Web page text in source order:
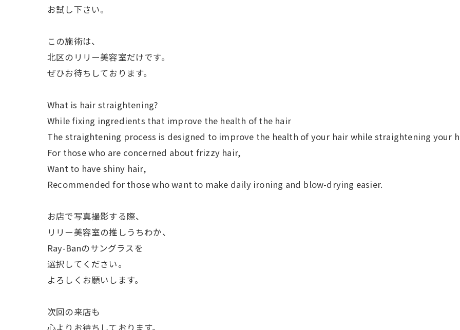
お試し下さい。
この施術は、
北区のリリー美容室だけです。
ぜひお待ちしております。
What is hair straightening?
While fixing ingredients that improve the health of the hair
The straightening process is designed to improve the health of your hair while straightening your
For those who are concerned about frizzy hair,
Want to have shiny hair,
Recommended for those who want to make daily ironing and blow-drying easier.
お店で写真撮影する際、
リリー美容室の推しうちわか、
Ray-Banのサングラスを
選択してください。
よろしくお願いします。
次回の来店も
心よりお待ちしております。